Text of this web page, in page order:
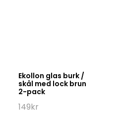
Ekollon glas burk /
skål med lock brun
2-pack
149kr